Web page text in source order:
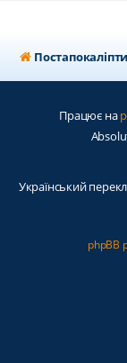
Працює на
Український
phpBB